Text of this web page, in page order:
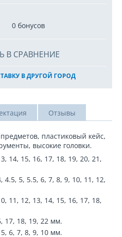
0 бонусов
В СРАВНЕНИЕ
В ДРУГОЙ ГОРОД
Отзывы
пластиковый кейс,
высокие головки.
14, 15, 16, 17, 18, 19, 20, 21,
4.5, 5, 5.5, 6, 7, 8, 9, 10, 11, 12,
11, 12, 13, 14, 15, 16, 17, 18,
17, 18, 19, 22 мм.
6, 7, 8, 9, 10 мм.